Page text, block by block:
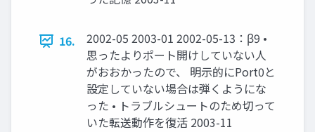
16.
2002-05 2003-01 2002-05-13：β9 •
思ったよりポート開けしていない人
がおおかったので、 明示的にPort0と
設定していない場合は弾くようにな
った • トラブルシュートのため切って
いた転送動作を復活 2003-11